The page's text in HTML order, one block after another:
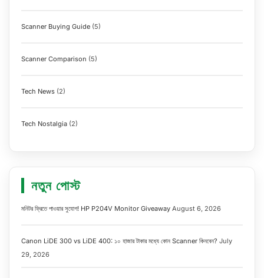
Scanner Buying Guide (5)
Scanner Comparison (5)
Tech News (2)
Tech Nostalgia (2)
নতুন পোস্ট
মনিটর ফ্রিতে পাওয়ার সুযোগ! HP P204V Monitor Giveaway August 6, 2026
Canon LiDE 300 vs LiDE 400: ১০ হাজার টাকার মধ্যে কোন Scanner কিনবেন? July
29, 2026